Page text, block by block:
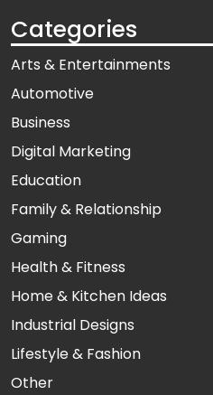
Categories
Arts & Entertainments
Automotive
Business
Digital Marketing
Education
Family & Relationship
Gaming
Health & Fitness
Home & Kitchen Ideas
Industrial Designs
Lifestyle & Fashion
Other